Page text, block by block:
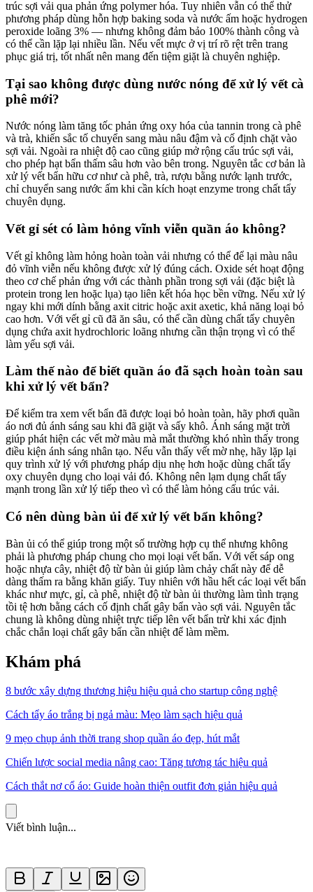
trúc sợi vải qua phản ứng polymer hóa. Tuy nhiên vẫn có thể thử
phương pháp dùng hỗn hợp baking soda và nước ấm hoặc hydrogen
peroxide loãng 3% — nhưng không đảm bảo 100% thành công và
có thể cần lặp lại nhiều lần. Nếu vết mực ở vị trí rõ rệt trên trang
phục giá trị, tốt nhất nên mang đến tiệm giặt là chuyên nghiệp.
Tại sao không được dùng nước nóng để xử lý vết cà
phê mới?
Nước nóng làm tăng tốc phản ứng oxy hóa của tannin trong cà phê
và trà, khiến sắc tố chuyển sang màu nâu đậm và cố định chặt vào
sợi vải. Ngoài ra nhiệt độ cao cũng giúp mở rộng cấu trúc sợi vải,
cho phép hạt bẩn thấm sâu hơn vào bên trong. Nguyên tắc cơ bản là
xử lý vết bẩn hữu cơ như cà phê, trà, rượu bằng nước lạnh trước,
chỉ chuyển sang nước ấm khi cần kích hoạt enzyme trong chất tẩy
chuyên dụng.
Vết gỉ sét có làm hỏng vĩnh viễn quần áo không?
Vết gỉ không làm hỏng hoàn toàn vải nhưng có thể để lại màu nâu
đỏ vĩnh viễn nếu không được xử lý đúng cách. Oxide sét hoạt động
theo cơ chế phản ứng với các thành phần trong sợi vải (đặc biệt là
protein trong len hoặc lụa) tạo liên kết hóa học bền vững. Nếu xử lý
ngay khi mới dính bằng axit citric hoặc axit axetic, khả năng loại bỏ
cao hơn. Với vết gỉ cũ đã ăn sâu, có thể cần dùng chất tẩy chuyên
dụng chứa axit hydrochloric loãng nhưng cần thận trọng vì có thể
làm yếu sợi vải.
Làm thế nào để biết quần áo đã sạch hoàn toàn sau
khi xử lý vết bẩn?
Để kiểm tra xem vết bẩn đã được loại bỏ hoàn toàn, hãy phơi quần
áo nơi đủ ánh sáng sau khi đã giặt và sấy khô. Ánh sáng mặt trời
giúp phát hiện các vết mờ màu mà mắt thường khó nhìn thấy trong
điều kiện ánh sáng nhân tạo. Nếu vẫn thấy vết mờ nhẹ, hãy lặp lại
quy trình xử lý với phương pháp dịu nhẹ hơn hoặc dùng chất tẩy
oxy chuyên dụng cho loại vải đó. Không nên lạm dụng chất tẩy
mạnh trong lần xử lý tiếp theo vì có thể làm hỏng cấu trúc vải.
Có nên dùng bàn ủi để xử lý vết bẩn không?
Bàn ủi có thể giúp trong một số trường hợp cụ thể nhưng không
phải là phương pháp chung cho mọi loại vết bẩn. Với vết sáp ong
hoặc nhựa cây, nhiệt độ từ bàn ủi giúp làm chảy chất này để dễ
dàng thấm ra bằng khăn giấy. Tuy nhiên với hầu hết các loại vết bẩn
khác như mực, gỉ, cà phê, nhiệt độ từ bàn ủi thường làm tình trạng
tồi tệ hơn bằng cách cố định chất gây bẩn vào sợi vải. Nguyên tắc
chung là không dùng nhiệt trực tiếp lên vết bẩn trừ khi xác định
chắc chắn loại chất gây bẩn cần nhiệt để làm mềm.
Khám phá
8 bước xây dựng thương hiệu hiệu quả cho startup công nghệ
Cách tẩy áo trắng bị ngả màu: Mẹo làm sạch hiệu quả
9 mẹo chụp ảnh thời trang shop quần áo đẹp, hút mắt
Chiến lược social media nâng cao: Tăng tương tác hiệu quả
Cách thắt nơ cổ áo: Guide hoàn thiện outfit đơn giản hiệu quả
Viết bình luận...